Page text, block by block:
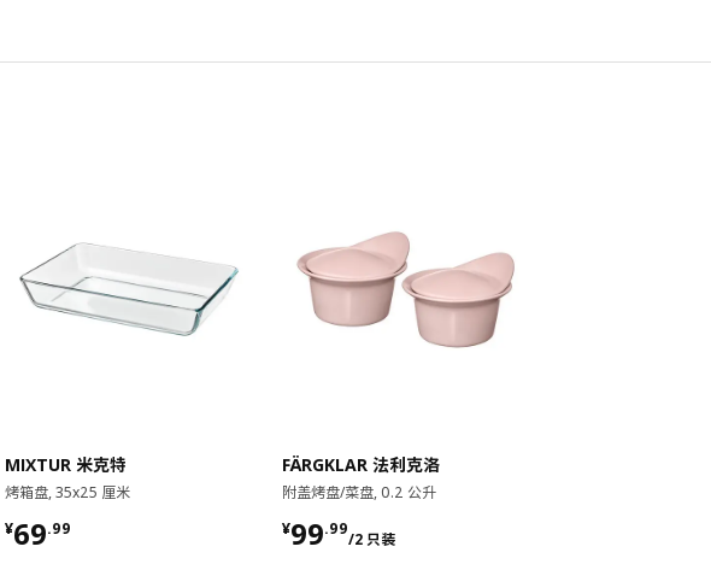
MIXTUR 米克特
烤箱盘, 35x25 厘米
¥69.99
¥ 69.99
FÄRGKLAR 法利克洛
附盖烤盘/菜盘, 0.2 公升
¥99.99
/2 只装
¥ 99.99/2 只装